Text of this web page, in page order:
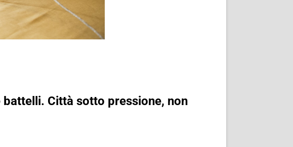
Città sotto pressione, non